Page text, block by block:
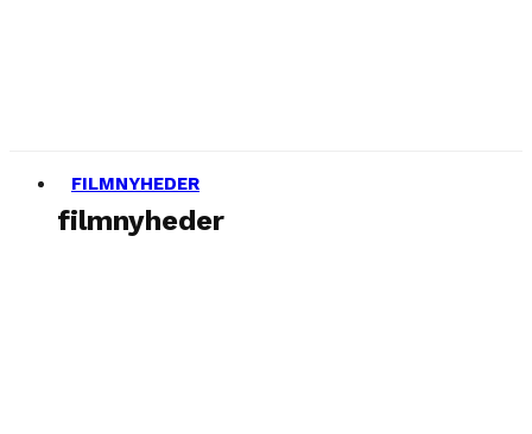
FILMNYHEDER
filmnyheder